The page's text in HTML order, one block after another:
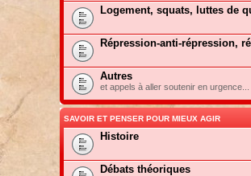
Logement, squats, luttes de
Répression-anti-répression,
Autres
et appels à aller soutenir en urgence...
SAVOIR ET PENSER POUR MIEUX AGIR
Histoire
Débats théoriques